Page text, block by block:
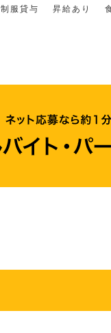
制服貸与 昇給あり